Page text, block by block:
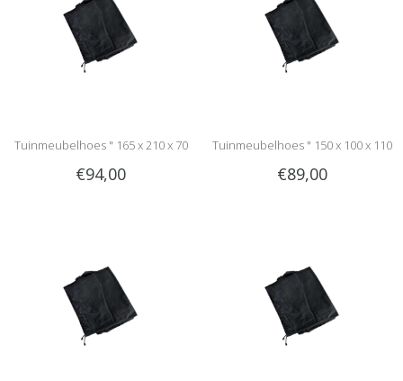
Tuinmeubelhoes " 165 x 210 x 70
cm "
€94,00
Tuinmeubelhoes " 150 x 100 x 110
cm "
€89,00